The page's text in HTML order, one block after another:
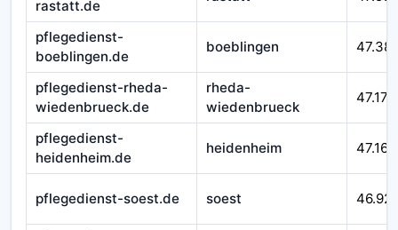
rastatt.de
pflegedienst-
boeblingen.de
boeblingen
pflegedienst-rheda-
wiedenbrueck.de
rheda-
wiedenbrueck
47.177
pflegedienst-
heidenheim.de
heidenheim 47.164
pflegedienst-soest.de soest